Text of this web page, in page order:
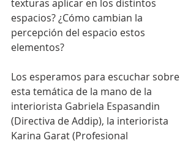
texturas aplicar en los distintos
espacios? ¿Cómo cambian la
percepción del espacio estos
elementos?
Los esperamos para escuchar sobre
esta temática de la mano de la
interiorista Gabriela Espasandin
(Directiva de Addip), la interiorista
Karina Garat (Profesional